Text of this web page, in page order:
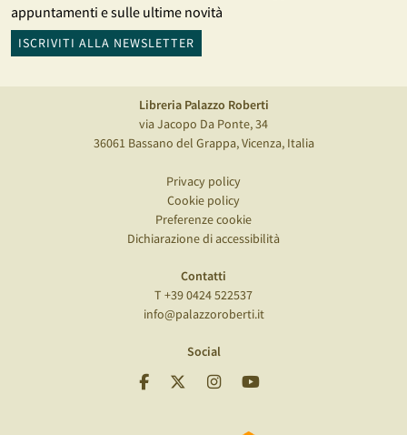
appuntamenti e sulle ultime novità
ISCRIVITI ALLA NEWSLETTER
Libreria Palazzo Roberti
via Jacopo Da Ponte, 34
36061 Bassano del Grappa, Vicenza, Italia
Privacy policy
Cookie policy
Preferenze cookie
Dichiarazione di accessibilità
Contatti
T +39 0424 522537
info@palazzoroberti.it
Social